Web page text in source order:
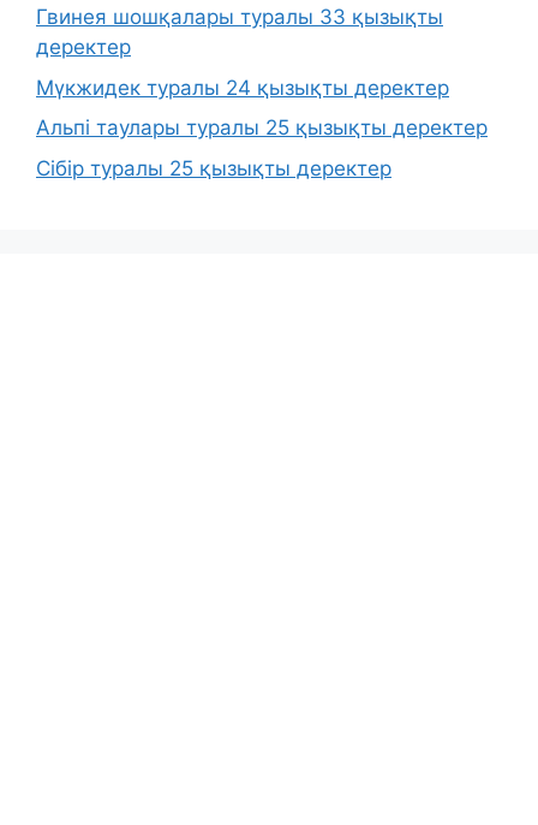
Гвинея шошқалары туралы 33 қызықты
деректер
Мүкжидек туралы 24 қызықты деректер
Альпі таулары туралы 25 қызықты деректер
Сібір туралы 25 қызықты деректер